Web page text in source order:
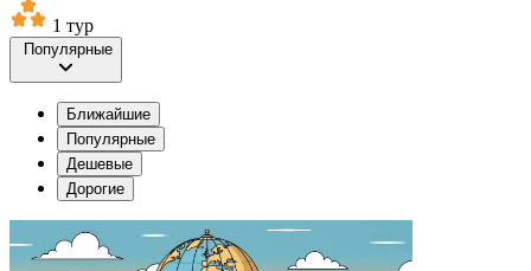
1 тур
Популярные
Ближайшие
Популярные
Дешевые
Дорогие